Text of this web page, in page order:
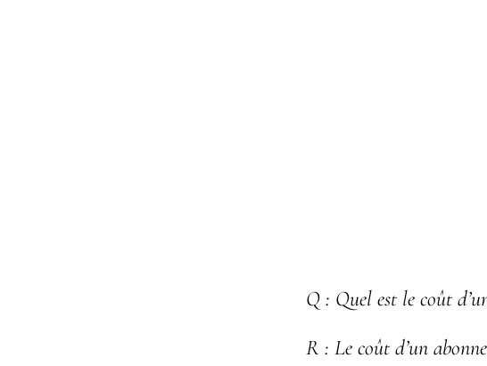
Q : Quel est le coût
R : Le coût d’un